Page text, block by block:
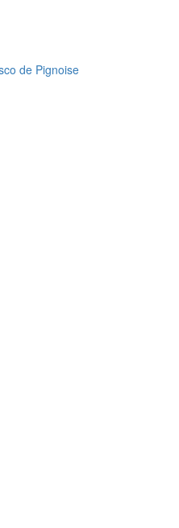
de Pignoise